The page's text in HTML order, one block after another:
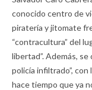
conocido centro de
piratería y jitomate
“contracultura” del
libertad”. Además,
policía infiltrado”,
hace tiempo que ya